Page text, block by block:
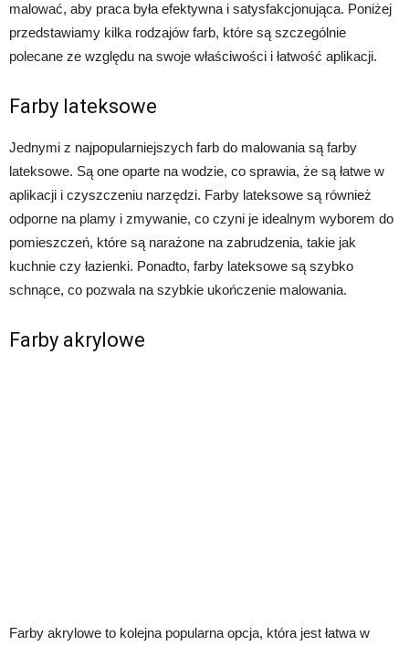
malować, aby praca była efektywna i satysfakcjonująca. Poniżej
przedstawiamy kilka rodzajów farb, które są szczególnie
polecane ze względu na swoje właściwości i łatwość aplikacji.
Farby lateksowe
Jednymi z najpopularniejszych farb do malowania są farby
lateksowe. Są one oparte na wodzie, co sprawia, że są łatwe w
aplikacji i czyszczeniu narzędzi. Farby lateksowe są również
odporne na plamy i zmywanie, co czyni je idealnym wyborem do
pomieszczeń, które są narażone na zabrudzenia, takie jak
kuchnie czy łazienki. Ponadto, farby lateksowe są szybko
schnące, co pozwala na szybkie ukończenie malowania.
Farby akrylowe
Farby akrylowe to kolejna popularna opcja, która jest łatwa w